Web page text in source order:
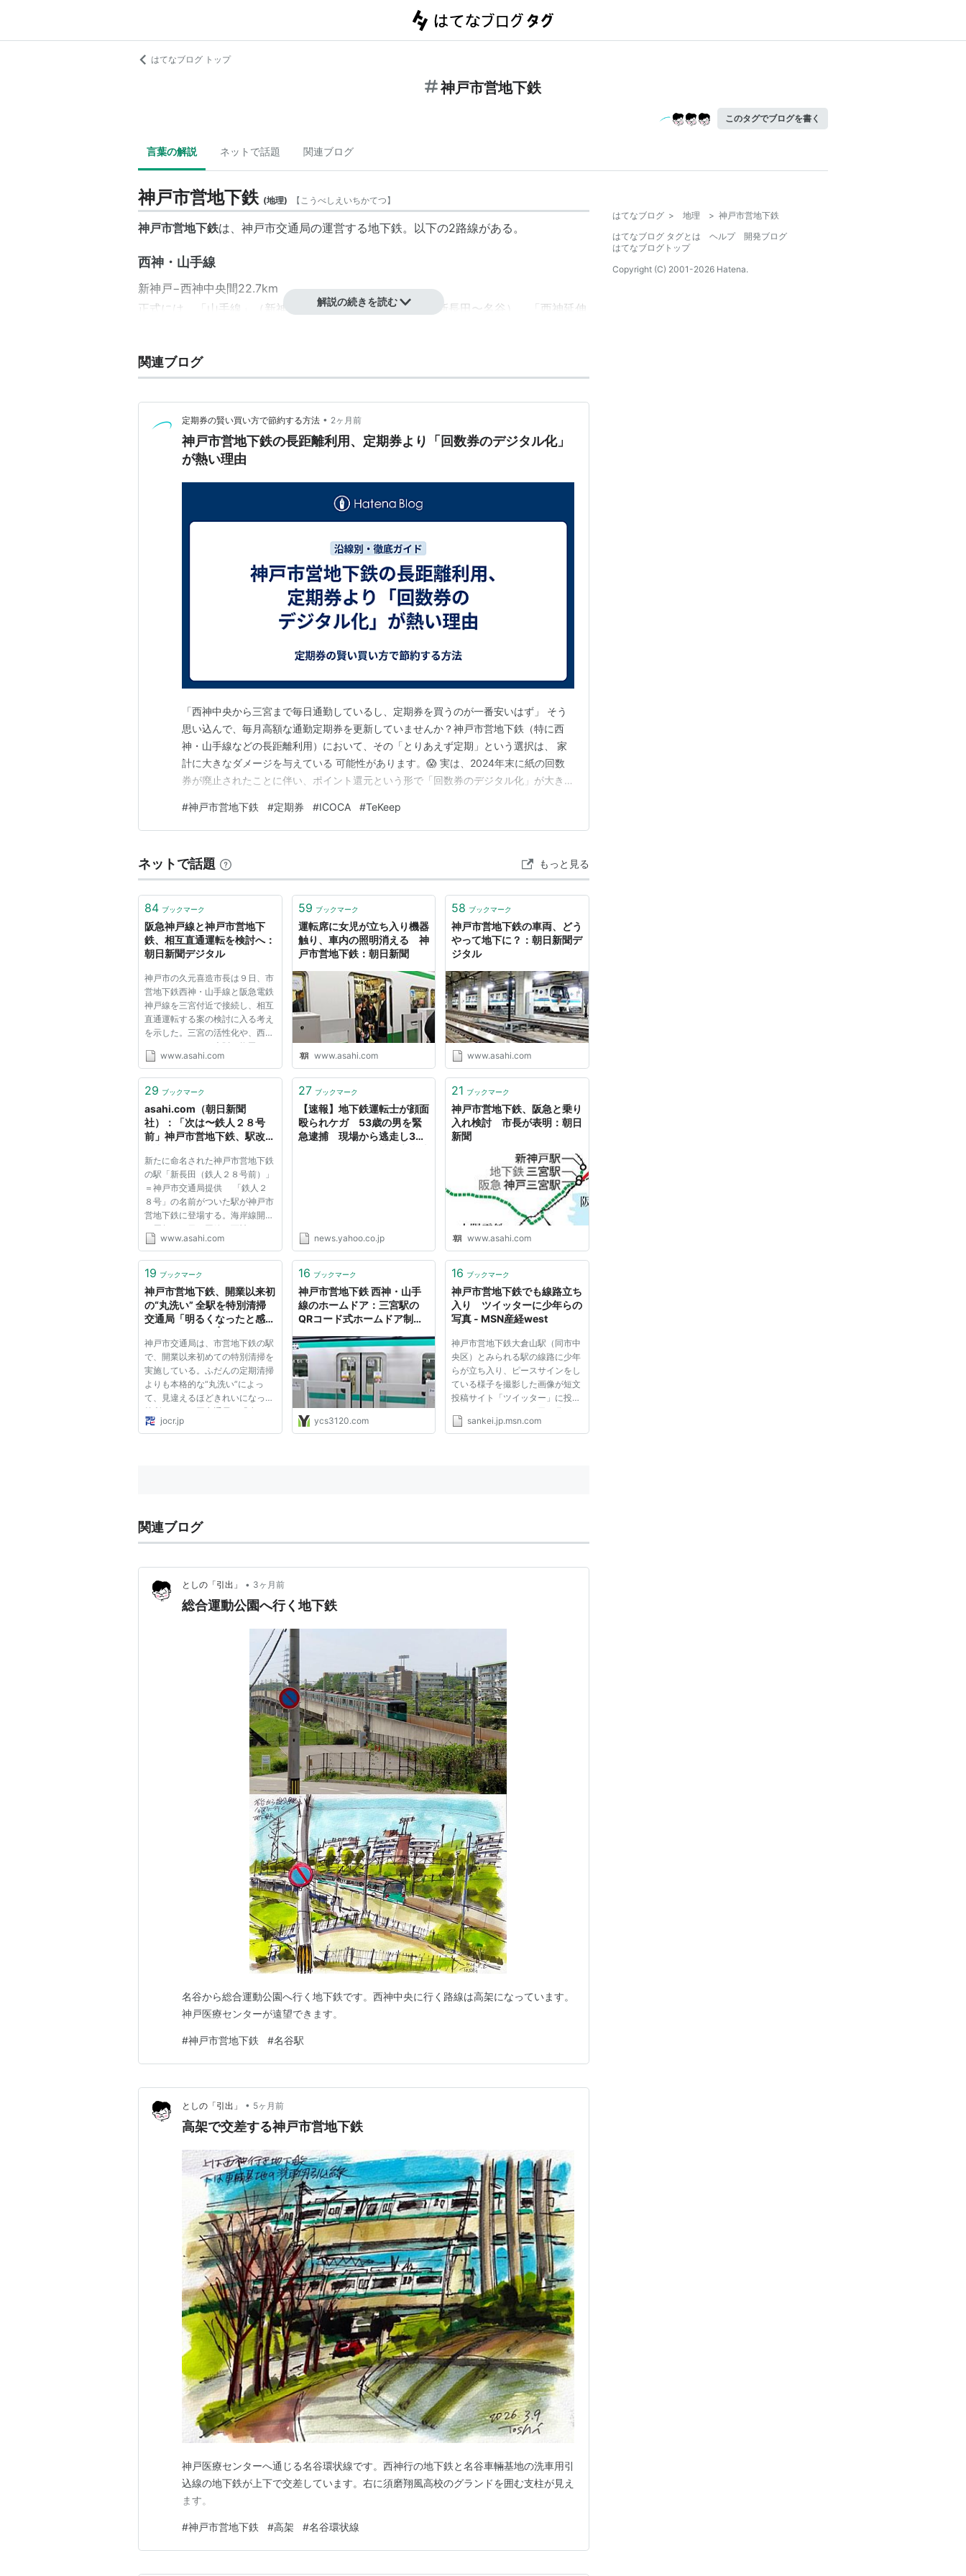
はてなブログ トップ
神戸市営地下鉄
このタグでブログを書く
言葉の解説 ネットで話題 関連ブログ
神戸市営地下鉄 (地理) 【こうべしえいちかてつ】
神戸市営地下鉄は、神戸市交通局の運営する地下鉄。以下の2路線がある。
西神・山手線
新神戸−西神中央間22.7km
正式には、「山手線」（新神戸〜新長田）、「西神線」（新長田〜名谷）、「西神延伸
線」が採用され、各種案内に用いられるようになった。
三宮・花時計前−新長田間7.9km
都営地下鉄大江戸線や大阪市営地下鉄長堀鶴見緑地線と同じリニアモーター式の地下鉄
関西圏の共通乗車カードシステム「スルッとKANSAI」に加盟している。神戸市交通局
戸方から3両目、海岸線の列車では最も三宮・花時計前寄りの車両が、全日・終日にわ
たって女性専用車両となった。
「平日・土休日問わず全日にわたって」「終日」女性専用車両を設定した鉄道路線は、
神戸市営地下鉄の2路線が初めてである*1 。また、4両という短い編成の列車に女性専用
車両を導入したのも、海岸線が初の事例である。ただし、イベント時（主に神戸総合運
*1:現段階では、全日終日設定の事例は他に存在しない
解説の続きを読む
関連ブログ
定期券の賢い買い方で節約する方法 • 2ヶ月前
神戸市営地下鉄の長距離利用、定期券より「回数券のデジタル化」
が熱い理由
「西神中央から三宮まで毎日通勤しているし、定期券を買うのが一番安いはず」 そう
思い込んで、毎月高額な通勤定期券を更新していませんか？神戸市営地下鉄（特に西
神・山手線などの長距離利用）において、その「とりあえず定期」という選択は、 家
計に大きなダメージを与えている 可能性があります。😱 実は、2024年末に紙の回数
券が廃止されたことに伴い、ポイント還元という形で「回数券のデジタル化」が大きく
を比較すると、意外な事実が見えてくるのです。 今回は、神戸市営地下鉄の長距離ユ
ーザーが知っておくべき、定期券より「回数券のデジタル…
#神戸市営地下鉄 #定期券 #ICOCA #TeKeep
ネットで話題 もっと見る
84 ブックマーク
阪急神戸線と神戸市営地下
鉄、相互直通運転を検討へ：
朝日新聞デジタル
神戸市の久元喜造市長は９日、市
営地下鉄西神・山手線と阪急電鉄
神戸線を三宮付近で接続し、相互
直通運転する案の検討に入る考え
を示した。三宮の活性化や、西神
ニュータウンから大阪・梅田への
利便性を向上させることなどが狙
議で答弁した。現在の案では阪急
www.asahi.com
59 ブックマーク
運転席に女児が立ち入り機器
触り、車内の照明消える 神
戸市営地下鉄：朝日新聞
www.asahi.com
58 ブックマーク
神戸市営地下鉄の車両、どう
やって地下に？：朝日新聞デ
ジタル
www.asahi.com
29 ブックマーク
asahi.com（朝日新聞
社）：「次は〜鉄人２８号
前」神戸市営地下鉄、駅改名
新たに命名された神戸市営地下鉄
の駅「新長田（鉄人２８号前）」
＝神戸市交通局提供 「鉄人２
８号」の名前がついた駅が神戸市
営地下鉄に登場する。海岸線開業
９周年の７日、同線と西神（せい
しん）・山手線の新長田駅が「新
る。 新長田駅前には昨年９
光...
www.asahi.com
27 ブックマーク
【速報】地下鉄運転士が顔面
殴られケガ 53歳の男を緊
急逮捕 現場から逃走し30
news.yahoo.co.jp
21 ブックマーク
神戸市営地下鉄、阪急と乗り
入れ検討 市長が表明：朝日
新聞
www.asahi.com
19 ブックマーク
神戸市営地下鉄、開業以来初
の“丸洗い” 全駅を特別清掃
交通局「明るくなったと感じ
ジオ関西トピックス
神戸市交通局は、市営地下鉄の駅
で、開業以来初めての特別清掃を
実施している。ふだんの定期清掃
よりも本格的な“丸洗い”によっ
て、見違えるほどきれいになった
箇所もあり、同交通局は「少しで
も明るくなったと感じてもらえた
jocr.jp
16 ブックマーク
神戸市営地下鉄 西神・山手
線のホームドア：三宮駅の
QRコード式ホームドア制御
了）
ycs3120.com
16 ブックマーク
神戸市営地下鉄でも線路立ち
入り ツイッターに少年らの
写真 - MSN産経west
神戸市営地下鉄大倉山駅（同市中
央区）とみられる駅の線路に少年
らが立ち入り、ピースサインをし
ている様子を撮影した画像が短文
投稿サイト「ツイッター」に投稿
されていたことが２８日、分かっ
た。大阪市営地下鉄でも兵庫県内
sankei.jp.msn.com
関連ブログ
としの「引出」 • 3ヶ月前
総合運動公園へ行く地下鉄
名谷から総合運動公園へ行く地下鉄です。西神中央に行く路線は高架になっています。
神戸医療センターが遠望できます。
#神戸市営地下鉄 #名谷駅
としの「引出」 • 5ヶ月前
高架で交差する神戸市営地下鉄
神戸医療センターへ通じる名谷環状線です。西神行の地下鉄と名谷車輛基地の洗車用引
込線の地下鉄が上下で交差しています。右に須磨翔風高校のグランドを囲む支柱が見え
ます。
#神戸市営地下鉄 #高架 #名谷環状線
はてなブログ > 地理 > 神戸市営地下鉄
はてなブログ タグとは
ヘルプ
開発ブログ
はてなブログトップ
Copyright (C) 2001-2026 Hatena.